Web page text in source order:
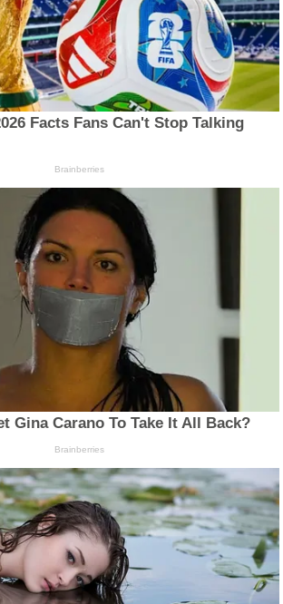
Facts Fans Can't Stop Talking
Brainberries
Gina Carano To Take It All Back?
Brainberries